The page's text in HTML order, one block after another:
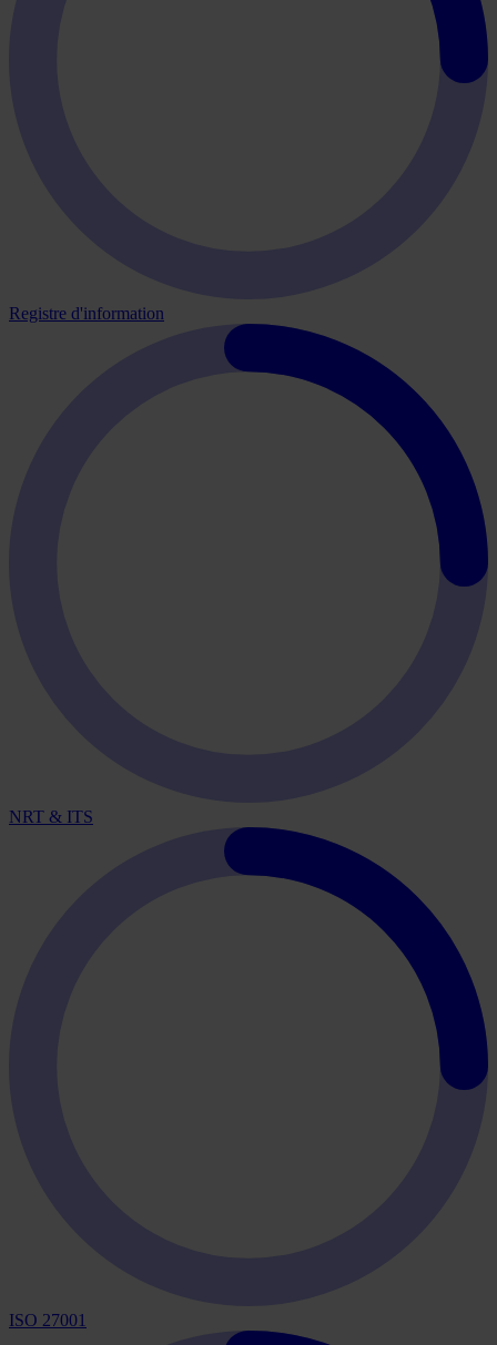
Registre d'information
NRT & ITS
ISO 27001